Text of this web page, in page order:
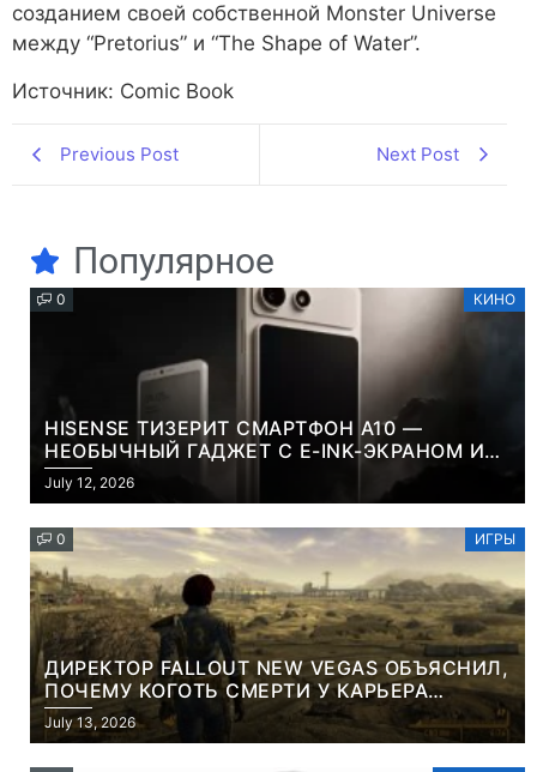
созданием своей собственной Monster Universe
между “Pretorius” и “The Shape of Water”.
Источник: Comic Book
Previous Post Next Post
Популярное
0 КИНО
HISENSE ТИЗЕРИТ СМАРТФОН A10 —
НЕОБЫЧНЫЙ ГАДЖЕТ С E-INK-ЭКРАНОМ И
СЪЕМНОЙ LCD-ПАНЕЛЬЮ ДЛЯ ЦВЕТНОГО
КОНТЕНТА И СОЦСЕТЕЙ
July 12, 2026
0 ИГРЫ
ДИРЕКТОР FALLOUT NEW VEGAS ОБЪЯСНИЛ,
ПОЧЕМУ КОГОТЬ СМЕРТИ У КАРЬЕРА
НАМЕРЕННО СНОСИТ ВАМ ГОЛОВУ
July 13, 2026